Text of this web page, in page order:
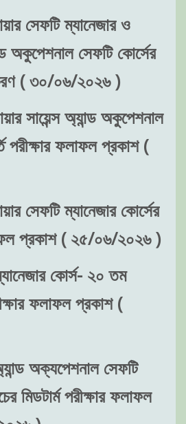
সেফটি ম্যানেজার ও
অকুপেশনাল সেফটি কোর্সের
( ৩০/০৬/২০২৬ )
সায়েন্স অ্যান্ড অকুপেশনাল
পরীক্ষার ফলাফল প্রকাশ (
সেফটি ম্যানেজার কোর্সের
প্রকাশ ( ২৫/০৬/২০২৬ )
কোর্স- ২০ তম
ফলাফল প্রকাশ (
অক্যপেশনাল সেফটি
মিডটার্ম পরীক্ষার ফলাফল